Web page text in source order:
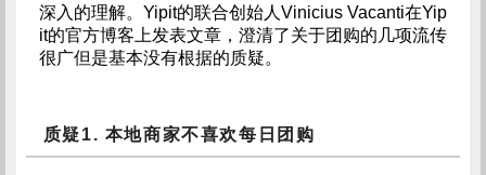
深入的理解。Yipit的联合创始人Vinicius Vacanti在Yip
it的官方博客上发表文章，澄清了关于团购的几项流传
很广但是基本没有根据的质疑。
质疑1. 本地商家不喜欢每日团购